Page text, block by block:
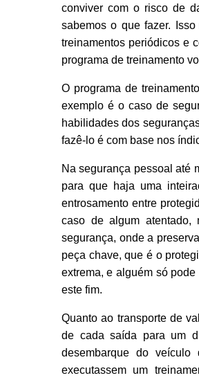
conviver com o risco de
sabemos o que fazer.
treinamentos periódicos e
programa de treinamento
O programa de
exemplo é o caso de
habilidades dos
fazê-lo é com base nos
Na segurança pessoal até
para que haja uma
entrosamento entre
caso de algum
segurança, onde a
peça chave, que é o
extrema, e alguém só
este fim.
Quanto ao transporte de
de cada saída para um
desembarque do
executassem um